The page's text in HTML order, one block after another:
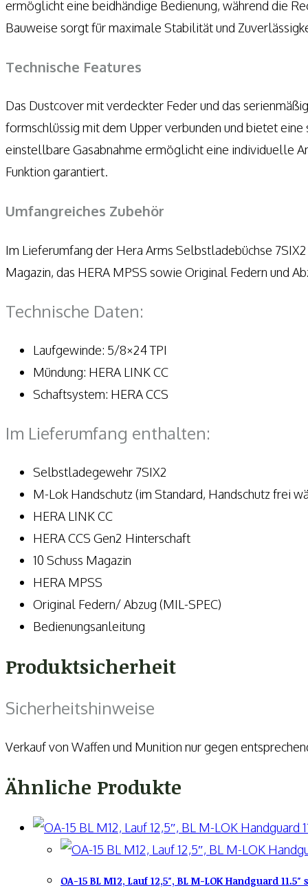
ermöglicht eine beidhändige Bedienung, während die
Bauweise sorgt für maximale Stabilität und
Technische Features
Das Dustcover mit verdeckter Feder und das
formschlüssig mit dem Upper verbunden und bietet
einstellbare Gasabnahme ermöglicht eine individuelle
Funktion garantiert.
Umfangreiches Zubehör
Im Lieferumfang der Hera Arms Selbstladebüchse
Magazin, das HERA MPSS sowie Original Federn und
Technische Daten:
Laufgewinde: 5/8×24 TPI
Mündung: HERA LINK CC
Schaftsystem: HERA CCS
Im Lieferumfang enthalten:
Selbstladegewehr 7SIX2
M-Lok Handschutz (im Standard, Handschutz frei
HERA LINK CC
HERA CCS Gen2 Hinterschaft ​
10 Schuss Magazin
HERA MPSS
Original Federn/ Abzug (MIL-SPEC)
Bedienungsanleitung
Produktsicherheit
Sicherheitshinweise
Verkauf von Waffen und Munition nur gegen
Ähnliche Produkte
OA-15 BL M12, Lauf 12,5″, BL M-LOK Handguard